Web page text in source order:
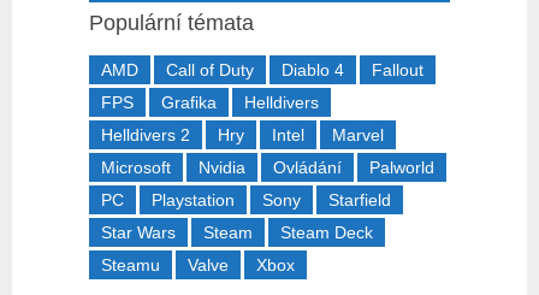
Populární témata
AMD Call of Duty Diablo 4
Fallout
FPS
Grafika
Helldivers
Helldivers 2
Hry Intel
Marvel
Microsoft
Nvidia Ovládání
Palworld
PC
Playstation Sony
Starfield
Star Wars
Steam
Steam Deck
Steamu
Valve Xbox